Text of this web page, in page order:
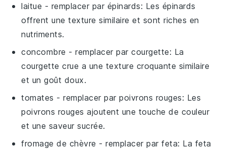
laitue - remplacer par épinards: Les épinards
offrent une texture similaire et sont riches en
nutriments.
concombre - remplacer parcourgette: La
courgette crue a une texture croquante similaire
et un goût doux.
tomates - remplacer parpoivrons rouges: Les
poivrons rouges ajoutent une touche de couleur
et une saveur sucrée.
fromage de chèvre - remplacer parfeta: La feta